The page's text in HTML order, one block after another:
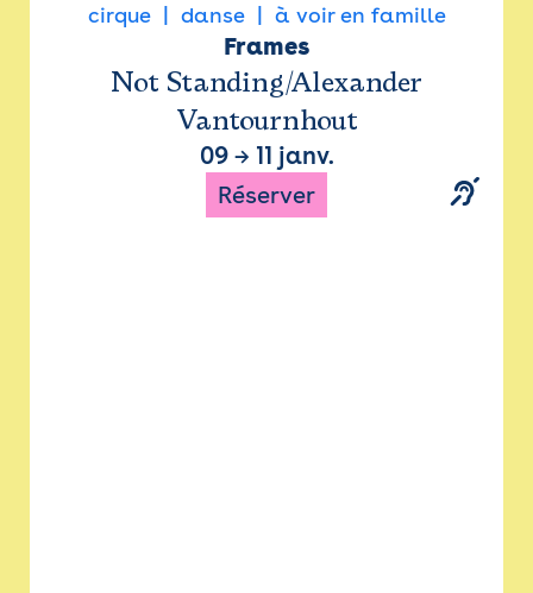
cirque danse à voir en famille
Frames
Not Standing/Alexander
Vantournhout
09→ 11 janv.
Réserver